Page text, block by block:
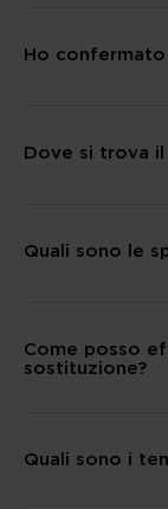
Ho confermato
Dove si trova
Quali sono le
Come posso
sostituzione?
Quali sono i